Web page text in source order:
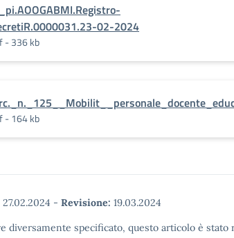
02-2024
- 336 kb
- 164 kb
27.02.2024 - Revisione: 19.03.2024
diversamente specificato, questo articolo è